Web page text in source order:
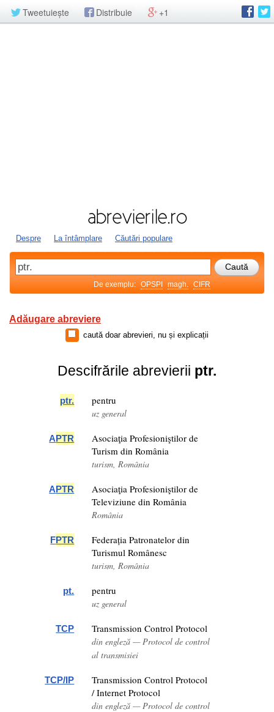
Tweetuiește Distribuie +1
Despre La întâmplare Căutări populare
De exemplu: OPSPI magh. CIFR
Adăugare abreviere
caută doar abrevieri, nu și explicații
Descifrările abrevierii ptr.
ptr. pentru
uz general
APTR
Asociaţia Profesioniştilor de
Turism din România
turism, România
APTR
Asociaţia Profesioniştilor de
Televiziune din România
România
FPTR
Federația Patronatelor din
Turismul Românesc
turism, România
pt. pentru
uz general
TCP Transmission Control Protocol
din engleză — Protocol de control
al transmisiei
TCP/IP
Transmission Control Protocol
/ Internet Protocol
din engleză — Protocol de control